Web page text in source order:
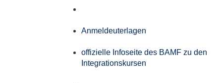
Anmeldeuterlagen
offizielle Infoseite des BAMF zu den
Integrationskursen